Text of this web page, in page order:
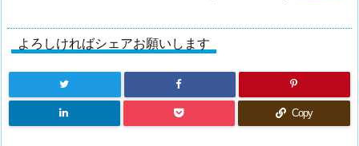
よろしければシェアお願いします
Copy